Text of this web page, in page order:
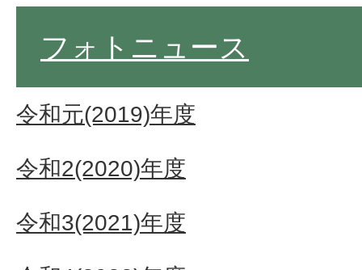
フォトニュース
令和元(2019)年度
令和2(2020)年度
令和3(2021)年度